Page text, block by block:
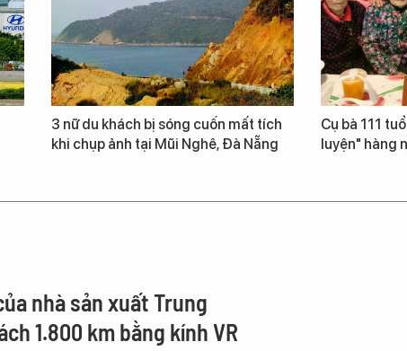
3 nữ du khách bị sóng cuốn mất tích
khi chụp ảnh tại Mũi Nghê, Đà Nẵng
Cụ bà 111
luyện" hàng
nhà sản xuất Trung
1.800 km bằng kính VR